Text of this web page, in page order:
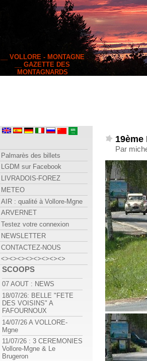
__ VOLLORE - MONTAGNE
__ GAZETTE DES
MONTAGNARDS
Par
Palmarès des billets
LGDM sur Facebook
LIVRADOIS-FOREZ
METEO
AIR : qualité à Vollore-Mgne
ARVERNET
Testez votre connexion
NEWSLETTER
CONTACTEZ-NOUS
<><><><><><><><>
SCOOPS
07 AOUT : NEWS
18/07/26: BELLE "FETE
DES VOISINS" A
FAFOURNOUX
14/07/26 A VOLLORE-
Mgne
11/07/26 : 3 CEREMONIES
Vollore-Mgne & Le
Brugeron